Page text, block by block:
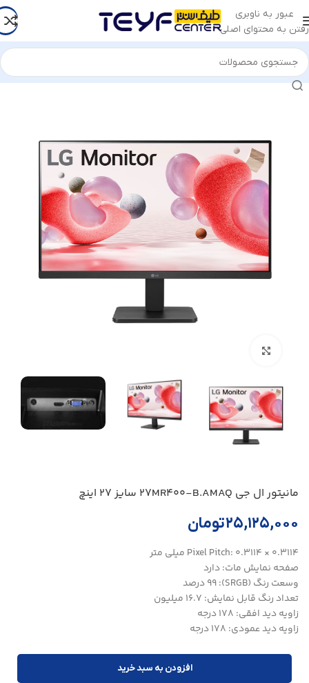
عبور به ناوبری
رفتن به محتوای اصلی
خانه/قطعات کامپیوتر/مانیتور/مانیتور الجی
مانیتور ال جی 27MR400-B.AMAQ سایز 27 اینچ
۲۵,۱۲۵,۰۰۰تومان
Pixel Pitch: 0.3114 × 0.3114 میلی متر
صفحه نمایش مات: دارد
وسعت رنگ (SRGB): 99 درصد
تعداد رنگ قابل نمایش: 16.7 میلیون
زاویه دید افقی: 178 درجه
زاویه دید عمودی: 178 درجه
افزودن به سبد خرید